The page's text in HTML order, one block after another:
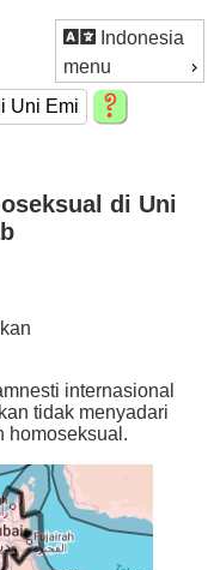
Indonesia
menu
di Uni
internasional
tidak menyadari
homoseksual.